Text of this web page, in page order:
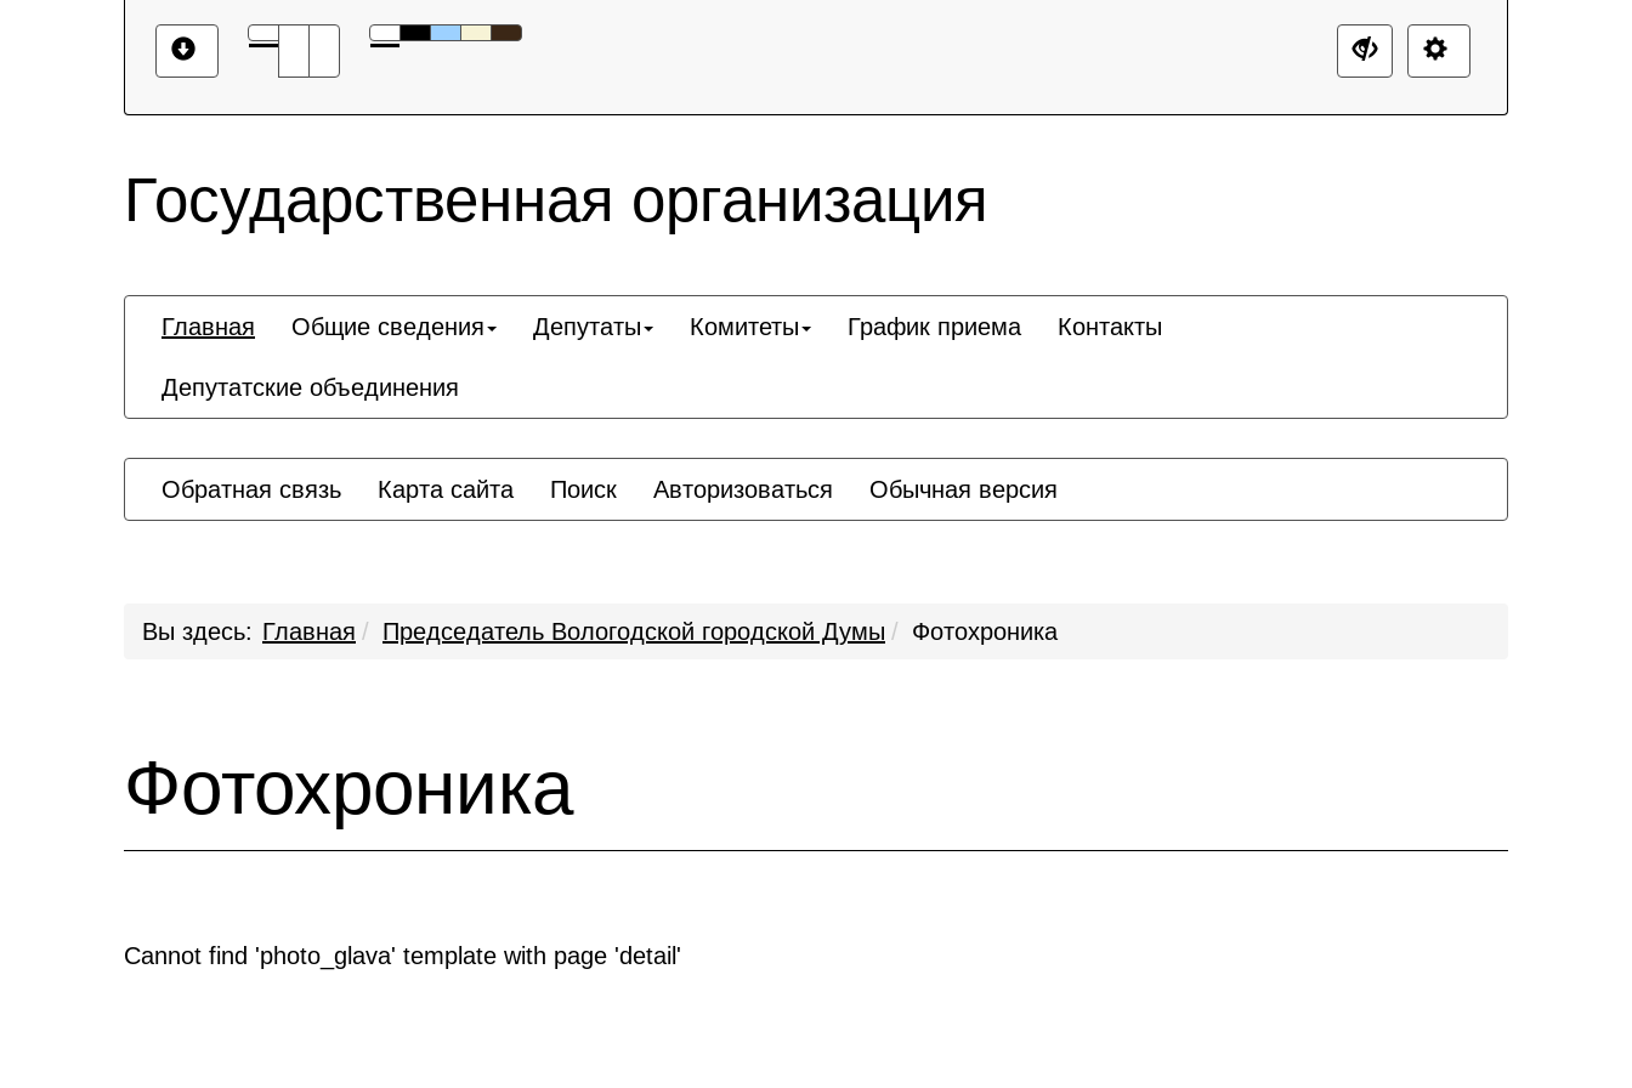
Государственная организация
Главная Общие сведения Депутаты Комитеты График приема Контакты
Депутатские объединения
Обратная связь Карта сайта Поиск Авторизоваться Обычная версия
Вы здесь: Главная Председатель Вологодской городской Думы Фотохроника
Фотохроника
Cannot find 'photo_glava' template with page 'detail'